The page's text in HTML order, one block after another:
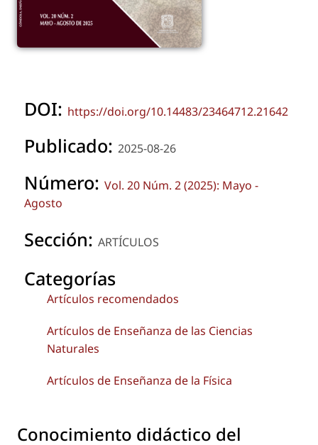
DOI: https://doi.org/10.14483/23464712.21642
Publicado: 2025-08-26
Número: Vol. 20 Núm. 2 (2025): Mayo -
Agosto
Sección: ARTÍCULOS
Categorías
Artículos recomendados
Artículos de Enseñanza de las Ciencias
Naturales
Artículos de Enseñanza de la Física
Conocimiento didáctico del